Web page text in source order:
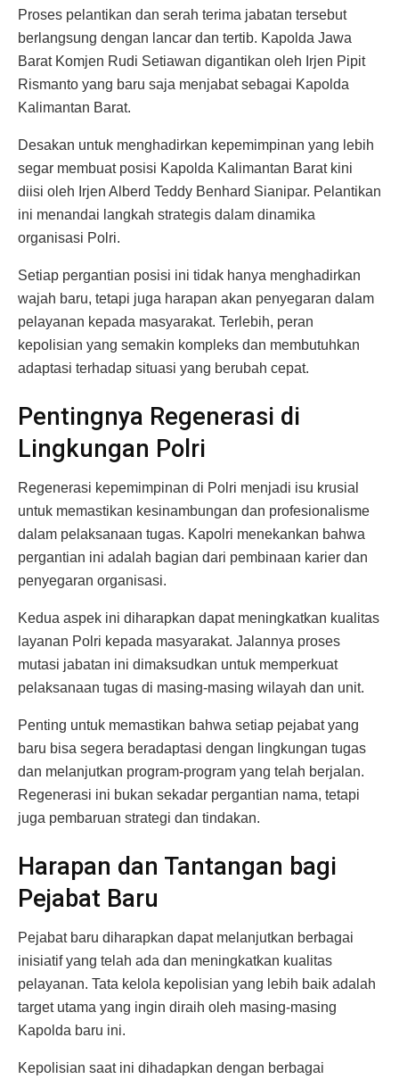
Proses pelantikan dan serah terima jabatan tersebut
berlangsung dengan lancar dan tertib. Kapolda Jawa
Barat Komjen Rudi Setiawan digantikan oleh Irjen Pipit
Rismanto yang baru saja menjabat sebagai Kapolda
Kalimantan Barat.
Desakan untuk menghadirkan kepemimpinan yang lebih
segar membuat posisi Kapolda Kalimantan Barat kini
diisi oleh Irjen Alberd Teddy Benhard Sianipar. Pelantikan
ini menandai langkah strategis dalam dinamika
organisasi Polri.
Setiap pergantian posisi ini tidak hanya menghadirkan
wajah baru, tetapi juga harapan akan penyegaran dalam
pelayanan kepada masyarakat. Terlebih, peran
kepolisian yang semakin kompleks dan membutuhkan
adaptasi terhadap situasi yang berubah cepat.
Pentingnya Regenerasi di
Lingkungan Polri
Regenerasi kepemimpinan di Polri menjadi isu krusial
untuk memastikan kesinambungan dan profesionalisme
dalam pelaksanaan tugas. Kapolri menekankan bahwa
pergantian ini adalah bagian dari pembinaan karier dan
penyegaran organisasi.
Kedua aspek ini diharapkan dapat meningkatkan kualitas
layanan Polri kepada masyarakat. Jalannya proses
mutasi jabatan ini dimaksudkan untuk memperkuat
pelaksanaan tugas di masing-masing wilayah dan unit.
Penting untuk memastikan bahwa setiap pejabat yang
baru bisa segera beradaptasi dengan lingkungan tugas
dan melanjutkan program-program yang telah berjalan.
Regenerasi ini bukan sekadar pergantian nama, tetapi
juga pembaruan strategi dan tindakan.
Harapan dan Tantangan bagi
Pejabat Baru
Pejabat baru diharapkan dapat melanjutkan berbagai
inisiatif yang telah ada dan meningkatkan kualitas
pelayanan. Tata kelola kepolisian yang lebih baik adalah
target utama yang ingin diraih oleh masing-masing
Kapolda baru ini.
Kepolisian saat ini dihadapkan dengan berbagai